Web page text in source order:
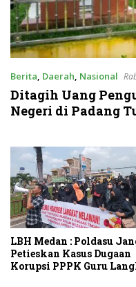
Berita, Daerah, Nasional
Ditagih Uang
Negeri di Padang
LBH Medan : Poldasu
Petieskan Kasus Dugaan
Korupsi PPPK Guru